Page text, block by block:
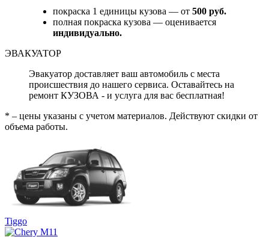
покраска 1 единицы кузова — от 500 руб.
полная покраска кузова — оценивается
индивидуально.
ЭВАКУАТОР
Эвакуатор доставляет ваш автомобиль с места
происшествия до нашего сервиса. Оставайтесь на
ремонт КУЗОВА - и услуга для вас бесплатная!
* – цены указаны с учетом материалов. Действуют скидки от
объема работы.
Tiggo